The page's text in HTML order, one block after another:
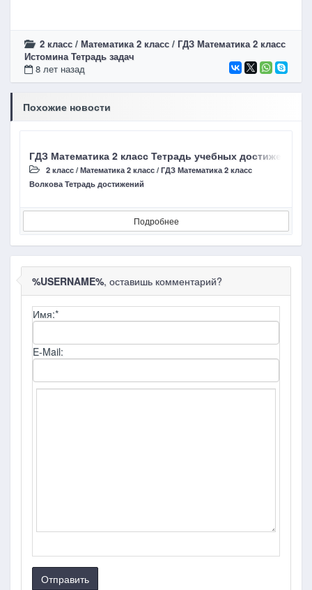
2 класс / Математика 2 класс / ГДЗ Математика 2 класс
Истомина Тетрадь задач
8 лет назад
Похожие новости
ГДЗ Математика 2 класс Тетрадь учебных достижений
2 класс / Математика 2 класс / ГДЗ Математика 2 класс
Волкова Тетрадь достижений
Подробнее
%USERNAME%, оставишь комментарий?
Имя:*
E-Mail:
Отправить